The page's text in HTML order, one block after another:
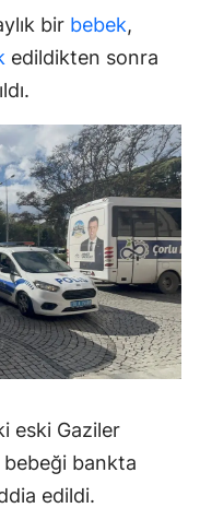
bir bebek,
edildikten sonra
eski Gaziler
bebeği bankta
edildi.